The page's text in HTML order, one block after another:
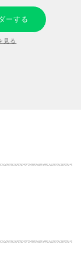
ーする
見る